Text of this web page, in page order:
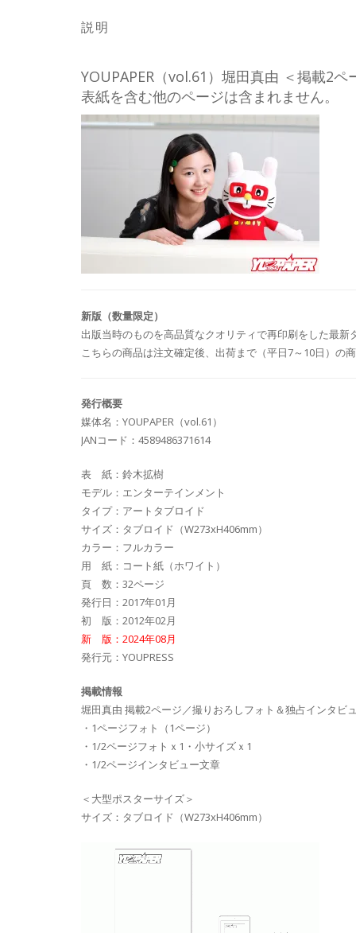
説明
YOUPAPER（vol.61）堀田真由 ＜掲載2
表紙を含む他のページは含まれません。
新版（数量限定）
出版当時のものを高品質なクオリティで再印刷をした最新
こちらの商品は注文確定後、出荷まで（平日7～10日）の
発行概要
媒体名：YOUPAPER（vol.61）
JANコード：4589486371614
表 紙：鈴木拡樹
モデル：エンターテインメント
タイプ：アートタブロイド
サイズ：タブロイド（W273xH406mm）
カラー：フルカラー
用 紙：コート紙（ホワイト）
頁 数：32ページ
発行日：2017年01月
初 版：2012年02月
新 版：2024年08月
発行元：YOUPRESS
掲載情報
堀田真由 掲載2ページ／撮りおろしフォト＆独占インタビ
・1ページフォト（1ページ）
・1/2ページフォトｘ1・小サイズｘ1
・1/2ページインタビュー文章
＜大型ポスターサイズ＞
サイズ：タブロイド（W273xH406mm）